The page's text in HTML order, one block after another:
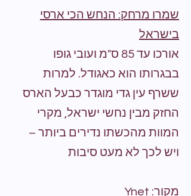
שמרו מרחק: הנחש הכי ארסי
בישראל
אורכו עד 85 ס"מ ועובי גופו
בבגרותו הוא כאגודל. למרות
ששרף עין גדי מוגדר כבעל הארס
החזק מבין נחשי ישראל, מקרי
המוות מהכשתו נדירים ביותר –
ויש לכך לא מעט סיבות
מקור: Ynet